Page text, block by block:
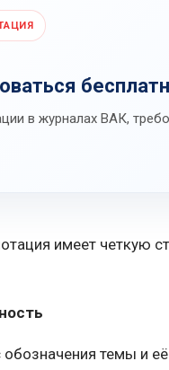
в журналах ВАК,
имеет четкую
обозначения темы и